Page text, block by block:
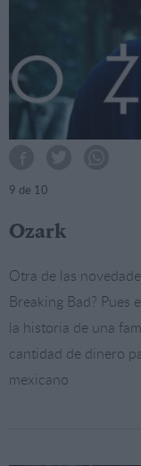
9 de 10
Ozark
Otra de las
Breaking Bad? Pues
la historia de una
cantidad de dinero
mexicano